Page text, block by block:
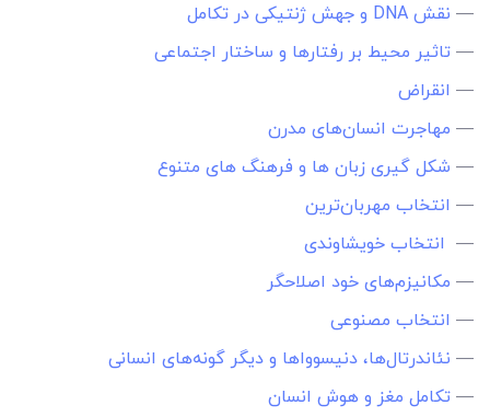
— نقش DNA و جهش ژنتیکی در تکامل
— تاثیر محیط بر رفتارها و ساختار اجتماعی
— انقراض
— مهاجرت انسا‌ن‌های مدرن
— شکل گیری زبان ها و فرهنگ های متنوع
— انتخاب مهربان‌ترین
— انتخاب خویشاوندی
— مکانیزم‌های خود اصلاحگر
— انتخاب مصنوعی
— نئاندرتال‌ها، دنیسوواها و دیگر گونه‌های انسانی
— تکامل مغز و هوش انسان